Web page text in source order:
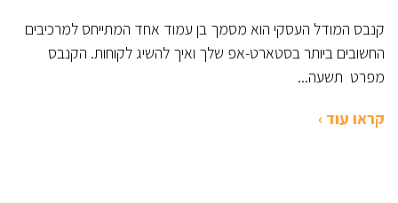
קנבס המודל העסקי הוא מסמך בן עמוד אחד המתייחס למרכיבים
החשובים ביותר בסטארט-אפ שלך ואיך להשיג לקוחות. הקנבס
מפרט תשעה...
קראו עוד ›